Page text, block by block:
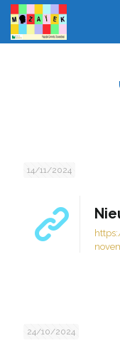
14/11/2024
24/10/2024